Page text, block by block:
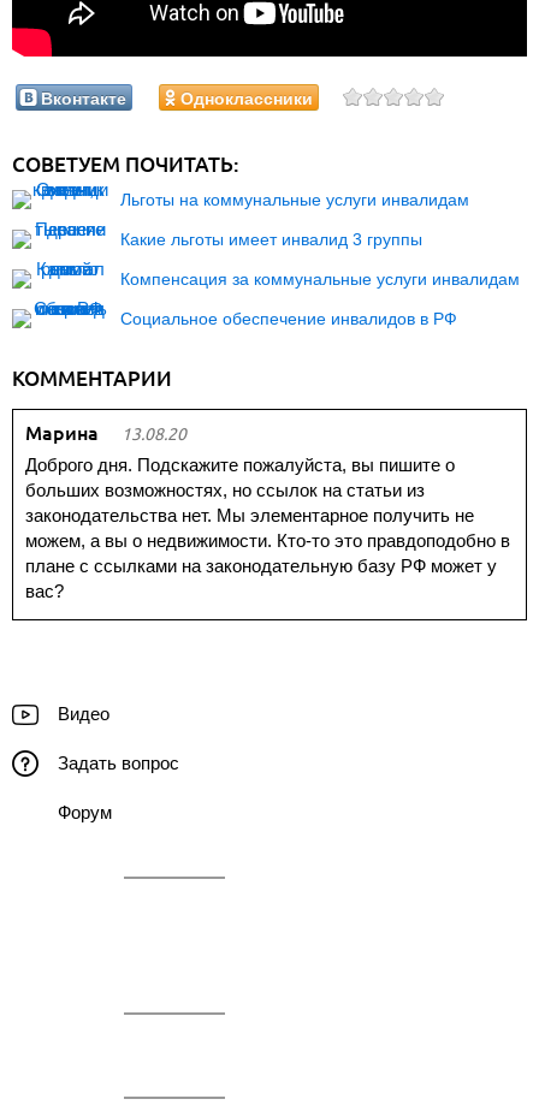
Вконтакте Одноклассники
СОВЕТУЕМ ПОЧИТАТЬ:
Льготы на коммунальные услуги инвалидам
Какие льготы имеет инвалид 3 группы
Компенсация за коммунальные услуги инвалидам
Социальное обеспечение инвалидов в РФ
КОММЕНТАРИИ
Марина 13.08.20
Доброго дня. Подскажите пожалуйста, вы пишите о
больших возможностях, но ссылок на статьи из
законодательства нет. Мы элементарное получить не
можем, а вы о недвижимости. Кто-то это правдоподобно в
плане с ссылками на законодательную базу РФ может у
вас?
Видео
Задать вопрос
Форум